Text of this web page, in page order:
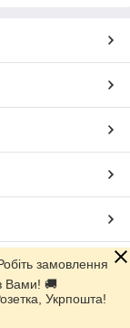
замовлення
Вами! 🚚
Укрпошта!